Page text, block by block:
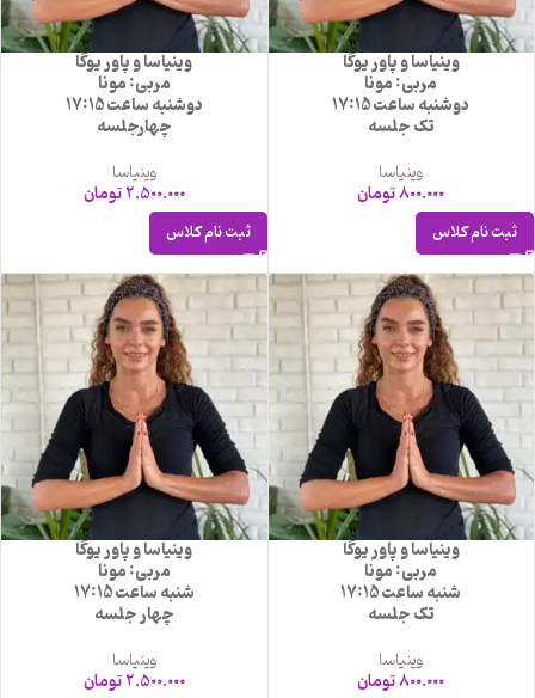
وینیاسا و پاور یوگا
مربی: مونا
دوشنبه ساعت 17:15
تک جلسه
وینیاسا
800.000تومان
ثبت نام کلاس
وینیاسا و پاور یوگا
مربی: مونا
دوشنبه ساعت 17:15
چهارجلسه
وینیاسا
2.500.000تومان
ثبت نام کلاس
وینیاسا و پاور یوگا
مربی: مونا
شنبه ساعت 17:15
تک جلسه
وینیاسا
800.000تومان
وینیاسا و پاور یوگا
مربی: مونا
شنبه ساعت 17:15
چهار جلسه
وینیاسا
2.500.000تومان